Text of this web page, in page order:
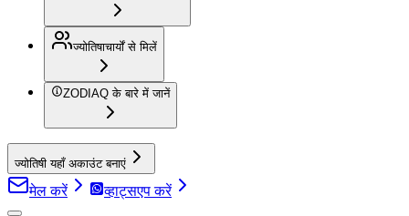
ज्योतिषाचार्यों से मिलें
ZODIAQ के बारे में जानें
ज्योतिषी यहाँ अकाउंट बनाएं
मेल करें व्हाट्सएप करें